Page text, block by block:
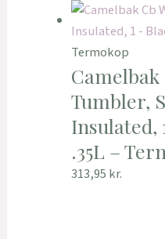
Termokop
Camelbak
Tumbler,
Insulated,
.35L –
313,95 kr.